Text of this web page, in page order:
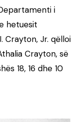
i
hetuesit
Crayton, Jr. qëlloi
Crayton, së
18, 16 dhe 10